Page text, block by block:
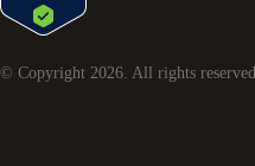
© Copyright 2026 . All rights reserved.